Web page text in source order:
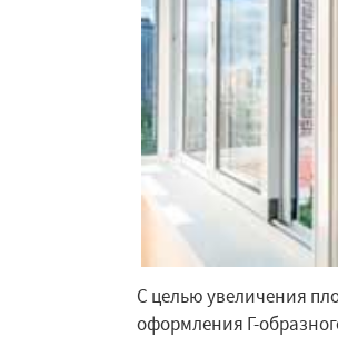
С целью увеличения
оформления Г-